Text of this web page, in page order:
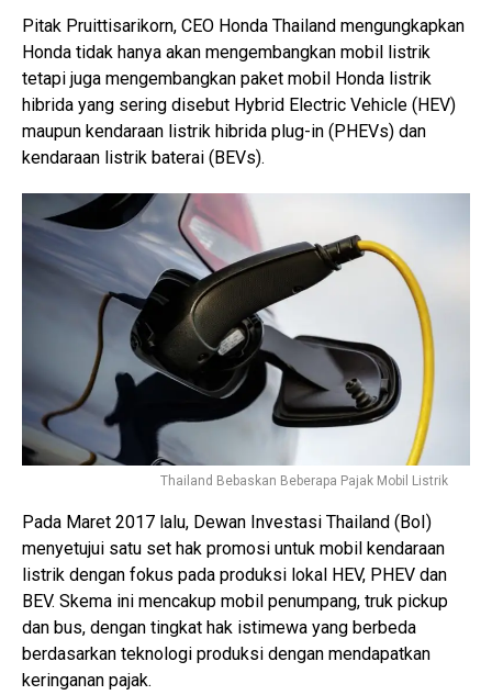
Pitak Pruittisarikorn, CEO Honda Thailand mengungkapkan
Honda tidak hanya akan mengembangkan mobil listrik
tetapi juga mengembangkan paket mobil Honda listrik
hibrida yang sering disebut Hybrid Electric Vehicle (HEV)
maupun kendaraan listrik hibrida plug-in (PHEVs) dan
kendaraan listrik baterai (BEVs).
Thailand Bebaskan Beberapa Pajak Mobil Listrik
Pada Maret 2017 lalu, Dewan Investasi Thailand (BoI)
menyetujui satu set hak promosi untuk mobil kendaraan
listrik dengan fokus pada produksi lokal HEV, PHEV dan
BEV. Skema ini mencakup mobil penumpang, truk pickup
dan bus, dengan tingkat hak istimewa yang berbeda
berdasarkan teknologi produksi dengan mendapatkan
keringanan pajak.